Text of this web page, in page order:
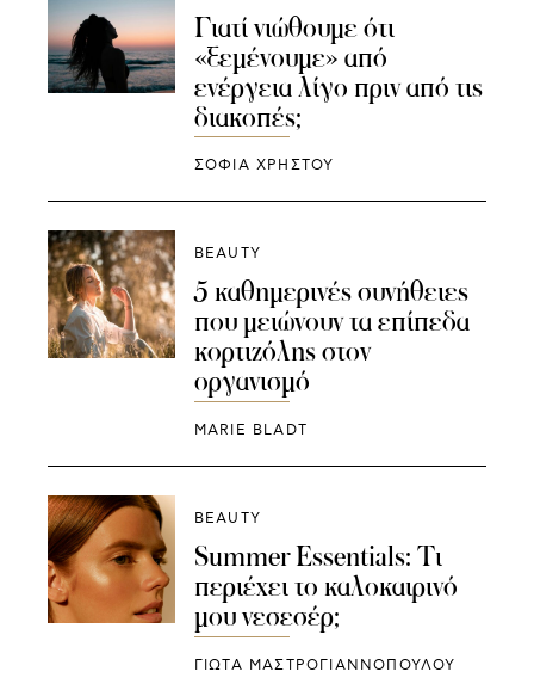
Γιατί νιώθουμε ότι
«ξεμένουμε» από
ενέργεια λίγο πριν από τις
διακοπές;
ΣΟΦΙΑ ΧΡΗΣΤΟΥ
BEAUTY
5 καθημερινές συνήθειες
που μειώνουν τα επίπεδα
κορτιζόλης στον
οργανισμό
MARIE BLADT
BEAUTY
Summer Essentials: Τι
περιέχει το καλοκαιρινό
μου νεσεσέρ;
ΓΙΩΤΑ ΜΑΣΤΡΟΓΙΑΝΝΟΠΟΥΛΟΥ